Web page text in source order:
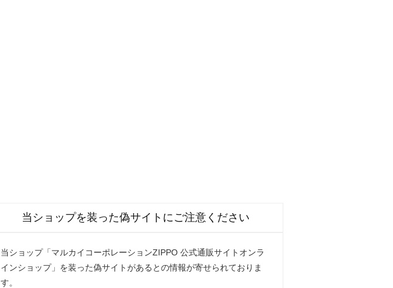
当ショップを装った偽サイトにご注意ください
当ショップ「マルカイコーポレーションZIPPO 公式通販サイトオンラ
インショップ」を装った偽サイトがあるとの情報が寄せられておりま
す。